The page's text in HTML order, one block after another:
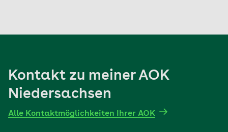
Mehr erfahren
Kontakt zu meiner AOK
Niedersachsen
Alle Kontaktmöglichkeiten Ihrer AOK